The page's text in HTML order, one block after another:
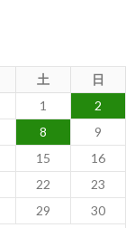
土
日
1
2
8
9
15
16
22
23
29
30